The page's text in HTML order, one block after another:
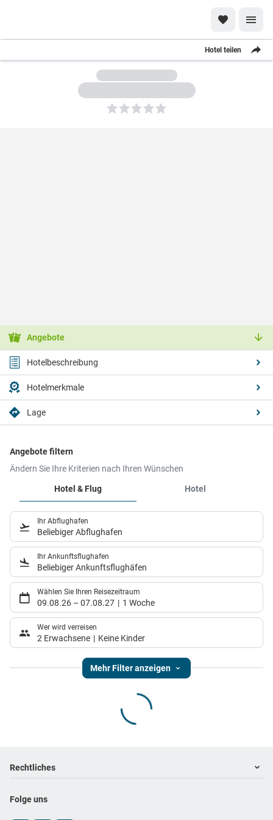
Hotel teilen
5
Angebote
Hotelbeschreibung
Hotelmerkmale
Lage
Angebote filtern
Ändern Sie Ihre Kriterien nach Ihren Wünschen
Hotel & Flug
Hotel
Ihr Abflughafen
Beliebiger Abflughafen
Ihr Ankunftsflughafen
Beliebiger Ankunftsflughäfen
Wählen Sie Ihren Reisezeitraum
09.08.26 – 07.08.27 1 Woche
Wer wird verreisen
2 Erwachsene Keine Kinder
Mehr Filter anzeigen
Footer navigation
Rechtliches
Folge uns